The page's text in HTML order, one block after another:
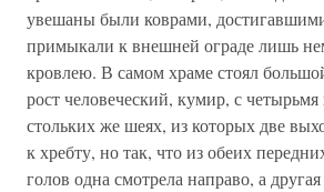
увешаны были коврами,
примыкали к внешней ограде лишь
кровлею. В самом храме стоял
рост человеческий, кумир, с
стольких же шеях, из которых две
к хребту, но так, что из обеих
голов одна смотрела направо, а